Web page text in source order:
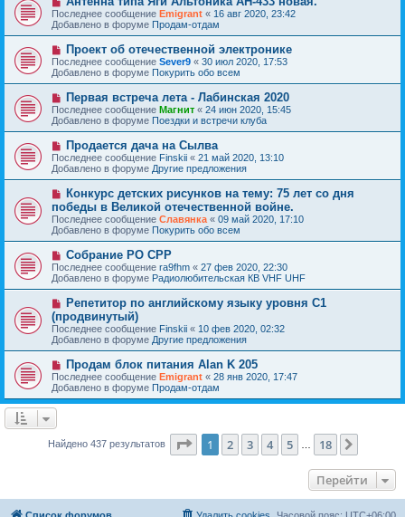
е
н
и
е
с
о
о
б
щ
е
н
и
е
о
в
о
е
с
о
о
б
щ
е
н
и
е
Последнее сообщение Emigrant « 16 авг 2020, 23:42
Добавлено в форуме Продам-отдам
Н
о
в
о
е
с
о
о
б
щ
е
н
и
е
Проект об отечественной электронике
Последнее сообщение Sever9 « 30 июл 2020, 17:53
Добавлено в форуме Покурить обо всем
Н
о
в
о
е
с
о
о
б
щ
е
н
и
е
Первая встреча лета - Лабинская 2020
Последнее сообщение Магнит « 24 июн 2020, 15:45
Добавлено в форуме Поездки и встречи клуба
Н
о
в
о
е
с
о
о
б
щ
е
и
е
Продается дача на Сылва
Последнее сообщение Finskii « 21 май 2020, 13:10
Добавлено в форуме Другие предложения
Н
о
в
о
е
с
о
о
б
щ
е
н
и
е
Конкурс детских рисунков на тему: 75 лет со дня
победы в Великой отечественной войне.
Последнее сообщение Славянка « 09 май 2020, 17:10
Добавлено в форуме Покурить обо всем
Н
о
в
о
е
с
о
о
б
щ
е
н
и
е
Собрание РО СРР
Последнее сообщение ra9fhm « 27 фев 2020, 22:30
Добавлено в форуме Радиолюбительская КВ VHF UHF
Н
в
о
е
с
о
б
щ
е
Репетитор по английскому языку уровня С1
(продвинутый)
Последнее сообщение Finskii « 10 фев 2020, 02:32
Добавлено в форуме Другие предложения
Н
о
в
о
е
о
б
Продам блок питания Alan K 205
Последнее сообщение Emigrant « 28 янв 2020, 17:47
Добавлено в форуме Продам-отдам
Найдено 437 результатов Страница из 18
1 2 3 4 5 18
Перейти
Список форумов Часовой пояс: UTC+06:00
Удалить cookies